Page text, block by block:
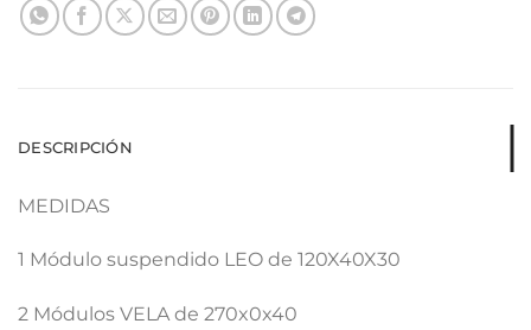
DESCRIPCIÓN
MEDIDAS
1 Módulo suspendido LEO de 120X40X30
2 Módulos VELA de 270x0x40